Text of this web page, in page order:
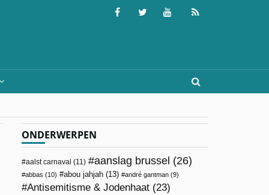
ONDERWERPEN
aalst carnaval (11) aanslag brussel (26)
abbas (10) abou jahjah (13) andré gantman (9)
Antisemitisme & Jodenhaat (23)